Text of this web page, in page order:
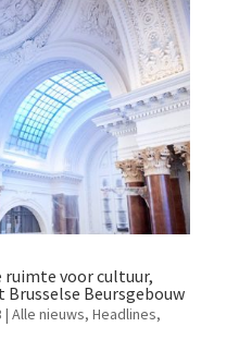
ruimte voor cultuur,
Beursgebouw
| Alle nieuws, Headlines,